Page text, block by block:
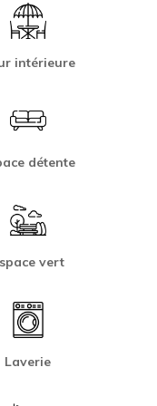
intérieure
détente
vert
Laverie